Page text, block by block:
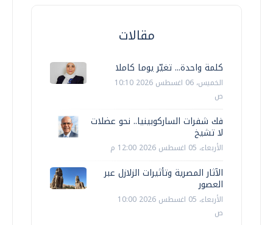
مقالات
كلمة واحدة... تغيّر يوما كاملا
الخميس، 06 اغسطس 2026 10:10
ص
فك شفرات الساركوبينيا.. نحو عضلات
لا تشيخ
الأربعاء، 05 اغسطس 2026 12:00 م
الآثار المصرية وتأثيرات الزلازل عبر
العصور
الأربعاء، 05 اغسطس 2026 10:00
ص